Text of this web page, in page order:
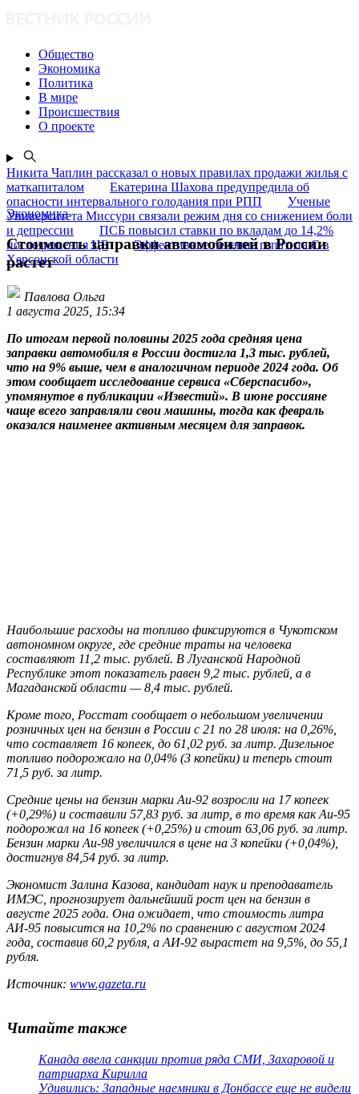
Общество
Экономика
Политика
В мире
Происшествия
О проекте
Никита Чаплин рассказал о новых правилах продажи жилья с
маткапиталом
Екатерина Шахова предупредила об
опасности интервального голодания при РПП
Ученые
Университета Миссури связали режим дня со снижением боли
и депрессии
ПСБ повысил ставки по вкладам до 14,2%
после решения ЦБ
Эффективное лечение гепатита C в
Херсонской области
Экономика
Стоимость заправки автомобилей в России
растет
Павлова Ольга
1 августа 2025, 15:34
По итогам первой половины 2025 года средняя цена
заправки автомобиля в России достигла 1,3 тыс. рублей,
что на 9% выше, чем в аналогичном периоде 2024 года. Об
этом сообщает исследование сервиса «Сберспасибо»,
упомянутое в публикации «Известий». В июне россияне
чаще всего заправляли свои машины, тогда как февраль
оказался наименее активным месяцем для заправок.
Наибольшие расходы на топливо фиксируются в Чукотском
автономном округе, где средние траты на человека
составляют 11,2 тыс. рублей. В Луганской Народной
Республике этот показатель равен 9,2 тыс. рублей, а в
Магаданской области — 8,4 тыс. рублей.
Кроме того, Росстат сообщает о небольшом увеличении
розничных цен на бензин в России с 21 по 28 июля: на 0,26%,
что составляет 16 копеек, до 61,02 руб. за литр. Дизельное
топливо подорожало на 0,04% (3 копейки) и теперь стоит
71,5 руб. за литр.
Средние цены на бензин марки Аи-92 возросли на 17 копеек
(+0,29%) и составили 57,83 руб. за литр, в то время как Аи-95
подорожал на 16 копеек (+0,25%) и стоит 63,06 руб. за литр.
Бензин марки Аи-98 увеличился в цене на 3 копейки (+0,04%),
достигнув 84,54 руб. за литр.
Экономист Залина Казова, кандидат наук и преподаватель
ИМЭС, прогнозирует дальнейший рост цен на бензин в
августе 2025 года. Она ожидает, что стоимость литра
АИ-95 повысится на 10,2% по сравнению с августом 2024
года, составив 60,2 рубля, а АИ-92 вырастет на 9,5%, до 55,1
рубля.
Источник: www.gazeta.ru
Читайте также
Канада ввела санкции против ряда СМИ, Захаровой и
патриарха Кирилла
Удивились: Западные наемники в Донбассе еще не видели